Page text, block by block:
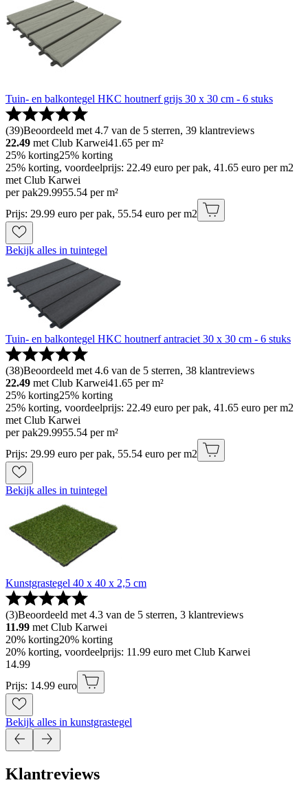
Tuin- en balkontegel HKC houtnerf grijs 30 x 30 cm - 6 stuks
(39)Beoordeeld met 4.7 van de 5 sterren, 39 klantreviews
22.49 met Club Karwei41.65 per m²
25% korting25% korting
25% korting, voordeelprijs: 22.49 euro per pak, 41.65 euro per m2
met Club Karwei
per pak29.9955.54 per m²
Prijs: 29.99 euro per pak, 55.54 euro per m2
Bekijk alles in tuintegel
Tuin- en balkontegel HKC houtnerf antraciet 30 x 30 cm - 6 stuks
(38)Beoordeeld met 4.6 van de 5 sterren, 38 klantreviews
22.49 met Club Karwei41.65 per m²
25% korting25% korting
25% korting, voordeelprijs: 22.49 euro per pak, 41.65 euro per m2
met Club Karwei
per pak29.9955.54 per m²
Prijs: 29.99 euro per pak, 55.54 euro per m2
Bekijk alles in tuintegel
Kunstgrastegel 40 x 40 x 2,5 cm
(3)Beoordeeld met 4.3 van de 5 sterren, 3 klantreviews
11.99 met Club Karwei
20% korting20% korting
20% korting, voordeelprijs: 11.99 euro met Club Karwei
14.99
Prijs: 14.99 euro
Bekijk alles in kunstgrastegel
Klantreviews